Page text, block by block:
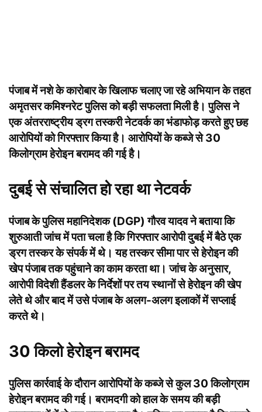
पंजाब में नशे के कारोबार के खिलाफ चलाए जा रहे अभियान के तहत
अमृतसर कमिश्नरेट पुलिस को बड़ी सफलता मिली है। पुलिस ने
एक अंतरराष्ट्रीय ड्रग तस्करी नेटवर्क का भंडाफोड़ करते हुए छह
आरोपियों को गिरफ्तार किया है। आरोपियों के कब्जे से 30
किलोग्राम हेरोइन बरामद की गई है।
दुबई से संचालित हो रहा था नेटवर्क
पंजाब के पुलिस महानिदेशक (DGP) गौरव यादव ने बताया कि
शुरुआती जांच में पता चला है कि गिरफ्तार आरोपी दुबई में बैठे एक
ड्रग तस्कर के संपर्क में थे। यह तस्कर सीमा पार से हेरोइन की
खेप पंजाब तक पहुंचाने का काम करता था। जांच के अनुसार,
आरोपी विदेशी हैंडलर के निर्देशों पर तय स्थानों से हेरोइन की खेप
लेते थे और बाद में उसे पंजाब के अलग-अलग इलाकों में सप्लाई
करते थे।
30 किलो हेरोइन बरामद
पुलिस कार्रवाई के दौरान आरोपियों के कब्जे से कुल 30 किलोग्राम
हेरोइन बरामद की गई। बरामदगी को हाल के समय की बड़ी